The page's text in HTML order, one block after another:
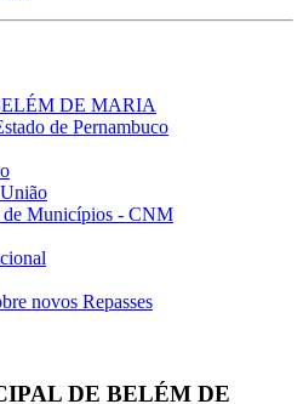
DE MARIA
de Pernambuco
de Municípios - CNM
novos Repasses
DE BELÉM DE